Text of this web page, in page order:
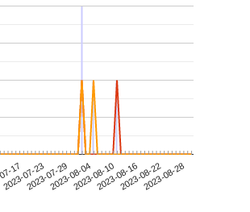
17
2023-07-232023-07-292023-08-042023-08-102023-08-162023-08-222023-08-28